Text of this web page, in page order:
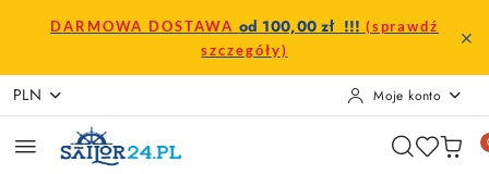
Przejdź do treści głównej
Przejdź do wyszukiwarki
Przejdź do moje konto
Przejdź do menu głównego
Przejdź do opisu produktu
Przejdź do stopki
DARMOWA DOSTAWA od 100,00 zł !!! (sprawdź
szczegóły)
PLN Moje konto